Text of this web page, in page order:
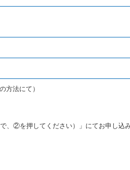
方法にて）
、②を押してください）」にてお申し込